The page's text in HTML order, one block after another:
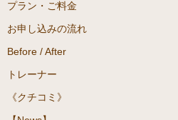
プラン・ご料金
お申し込みの流れ
Before / After
トレーナー
《クチコミ》